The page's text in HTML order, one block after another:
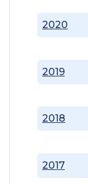
2017
2018
2019
2020